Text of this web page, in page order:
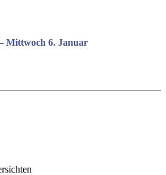
Mittwoch 6. Januar